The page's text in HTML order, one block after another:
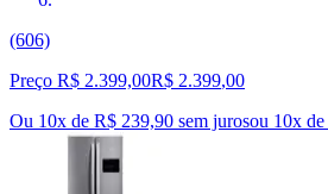
(606)
Preço R$ 2.399,00R$ 2.399,00
Ou 10x de R$ 239,90 sem jurosou 10x de